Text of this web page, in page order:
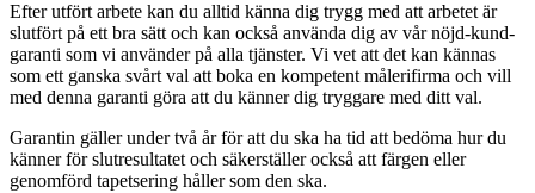
Efter utfört arbete kan du alltid känna dig trygg med att arbetet är
slutfört på ett bra sätt och kan också använda dig av vår nöjd-kund-
garanti som vi använder på alla tjänster. Vi vet att det kan kännas
som ett ganska svårt val att boka en kompetent målerifirma och vill
med denna garanti göra att du känner dig tryggare med ditt val.
Garantin gäller under två år för att du ska ha tid att bedöma hur du
känner för slutresultatet och säkerställer också att färgen eller
genomförd tapetsering håller som den ska.